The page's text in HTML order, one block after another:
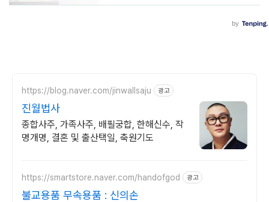
https://blog.naver.com/jinwallsaju 광고
진월법사
종합사주, 가족사주, 배필궁합, 한해신수, 작
명개명, 결혼 및 출산택일, 축원기도
https://smartstore.naver.com/handofgod 광고
불교용품 무속용품 : 신의손